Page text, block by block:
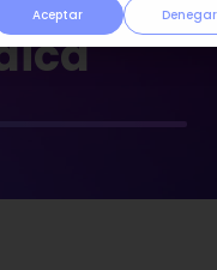
Aceptar Denegar